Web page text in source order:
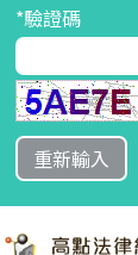
*驗證碼